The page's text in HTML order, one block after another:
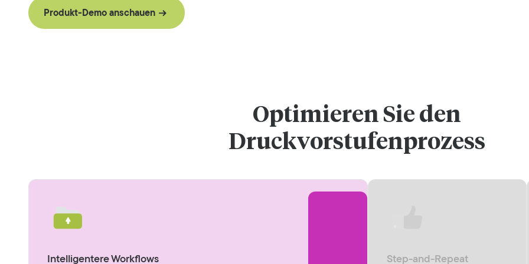
Produkt-Demo anschauen
Optimieren Sie den
Druckvorstufenprozess
Intelligentere Workflows Step-and-Repeat